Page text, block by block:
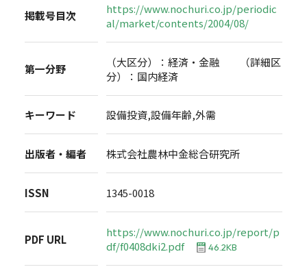
掲載号目次
https://www.nochuri.co.jp/periodic
al/market/contents/2004/08/
第一分野
（大区分）：経済・金融 （詳細区
分）：国内経済
キーワード 設備投資,設備年齢,外需
出版者・編者 株式会社農林中金総合研究所
ISSN 1345-0018
PDF URL
https://www.nochuri.co.jp/report/p
df/f0408dki2.pdf
46.2KB